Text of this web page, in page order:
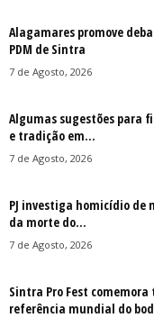
Alagamares promove
PDM de Sintra
7 de Agosto, 2026
Algumas sugestões para
e tradição em...
7 de Agosto, 2026
PJ investiga homicídio de
da morte do...
7 de Agosto, 2026
Sintra Pro Fest
referência mundial do